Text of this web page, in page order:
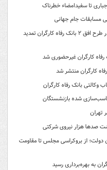
مسابقات جام جهانی
مهلت افتتاح حساب و پرداخت تسهیلات در طرح افق ۲ بانک رفاه کارگران تمدید
کارگران غیرحضوری شد
کارگران منتشر شد
بانک رفاه کارگران
شده بازنشستگان
تهران
صدها هزار نیروی شرکتی
از بروکراسی مجلس تا مقاومت
به بهره‌برداری رسید